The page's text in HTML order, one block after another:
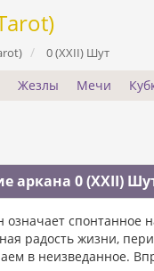
0 (XXII) Шут
Жезлы Мечи
аркана 0 (XXII)
спонтанное
радость жизни,
в неизведанное.